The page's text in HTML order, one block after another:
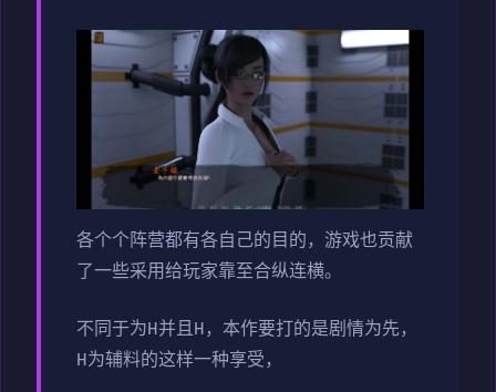
各个个阵营都有各自己的目的，游戏也贡献
了一些采用给玩家靠至合纵连横。
不同于为H并且H，本作要打的是剧情为先，
H为辅料的这样一种享受，